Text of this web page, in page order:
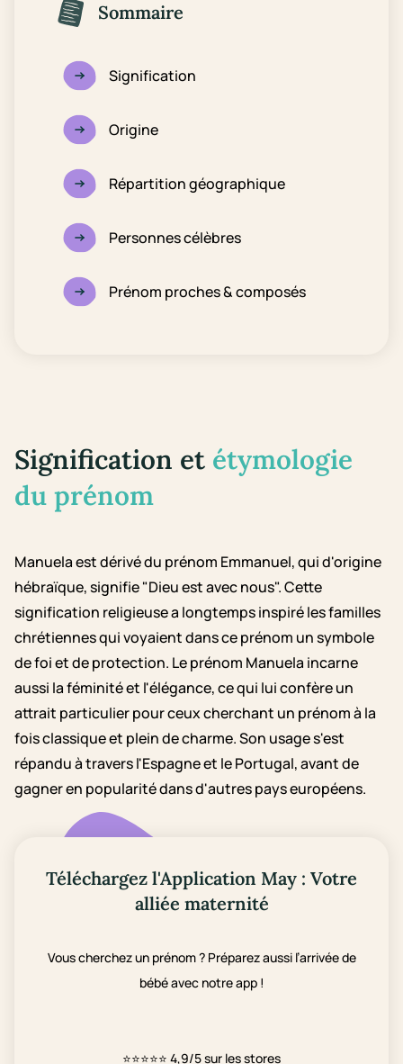
Sommaire
Signification
Origine
Répartition géographique
Personnes célèbres
Prénom proches & composés
Signification et étymologie
du prénom
Manuela est dérivé du prénom Emmanuel, qui d'origine
hébraïque, signifie "Dieu est avec nous". Cette
signification religieuse a longtemps inspiré les familles
chrétiennes qui voyaient dans ce prénom un symbole
de foi et de protection. Le prénom Manuela incarne
aussi la féminité et l'élégance, ce qui lui confère un
attrait particulier pour ceux cherchant un prénom à la
fois classique et plein de charme. Son usage s'est
répandu à travers l'Espagne et le Portugal, avant de
gagner en popularité dans d'autres pays européens.
Téléchargez l'Application May : Votre
alliée maternité
Vous cherchez un prénom ? Préparez aussi l’arrivée de
bébé avec notre app !
⭐⭐⭐⭐⭐ 4,9/5 sur les stores